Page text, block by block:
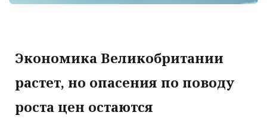
Экономика Великобритании
растет, но опасения по поводу
роста цен остаются